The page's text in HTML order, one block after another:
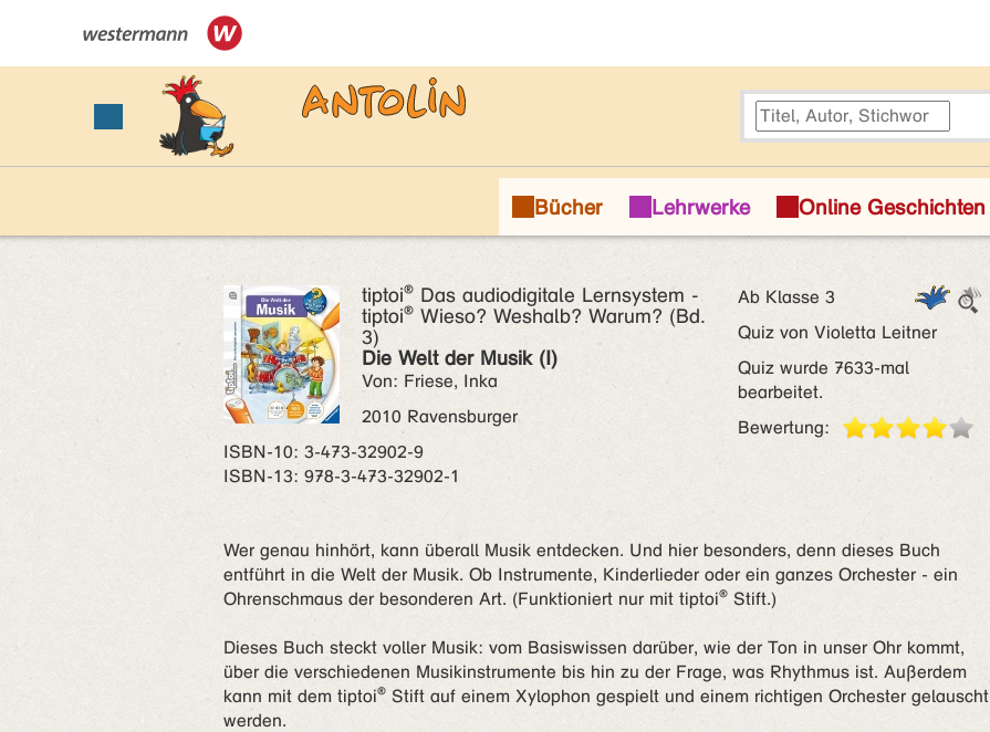
tiptoi® Das audiodigitale Lernsystem -
tiptoi® Wieso? Weshalb? Warum? (Bd.
3)
Die Welt der Musik (I)
Von: Friese, Inka
2010 Ravensburger
ISBN‑10: 3-473-32902-9
ISBN‑13: 978-3-473-32902-1
Ab Klasse 3
Quiz von Violetta Leitner
Quiz wurde 7633-mal
bearbeitet.
Bewertung:
Wer genau hinhört, kann überall Musik entdecken. Und hier besonders, denn dieses Buch
entführt in die Welt der Musik. Ob Instrumente, Kinderlieder oder ein ganzes Orchester - ein
Ohrenschmaus der besonderen Art. (Funktioniert nur mit tiptoi® Stift.)
Dieses Buch steckt voller Musik: vom Basiswissen darüber, wie der Ton in unser Ohr kommt,
über die verschiedenen Musikinstrumente bis hin zu der Frage, was Rhythmus ist. Außerdem
kann mit dem tiptoi® Stift auf einem Xylophon gespielt und einem richtigen Orchester gelauscht
werden.